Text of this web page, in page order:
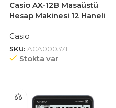
Casio AX-12B Masaüstü
Hesap Makinesi 12 Haneli
Casio
SKU: ACA000371
Stokta var